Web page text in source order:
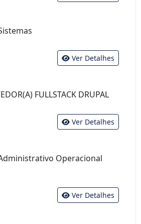
Ver Detalhes
FULLSTACK DRUPAL
Ver Detalhes
Operacional
Ver Detalhes